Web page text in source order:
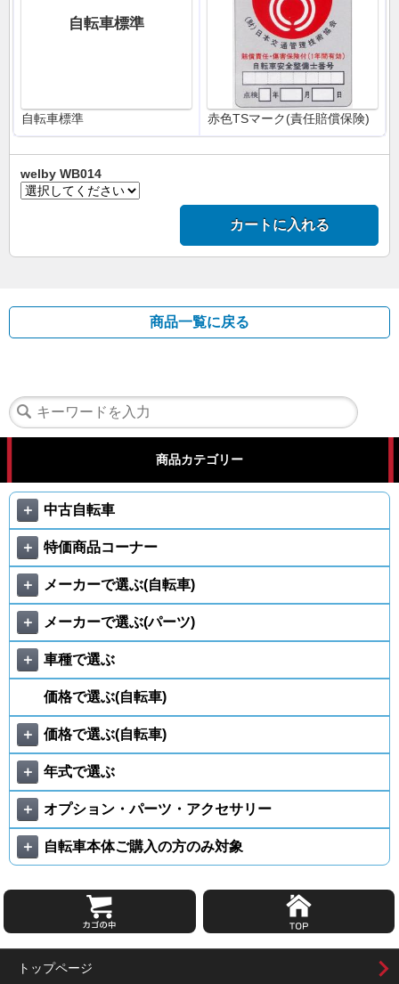
自転車標準
自転車標準 赤色TSマーク(責任賠償保険)
welby WB014
カートに入れる
商品一覧に戻る
商品カテゴリー
＋ 中古自転車
＋ 特価商品コーナー
＋ メーカーで選ぶ(自転車)
＋ メーカーで選ぶ(パーツ)
＋ 車種で選ぶ
価格で選ぶ(自転車)
＋ 価格で選ぶ(自転車)
＋ 年式で選ぶ
＋ オプション・パーツ・アクセサリー
＋ 自転車本体ご購入の方のみ対象
トップページ